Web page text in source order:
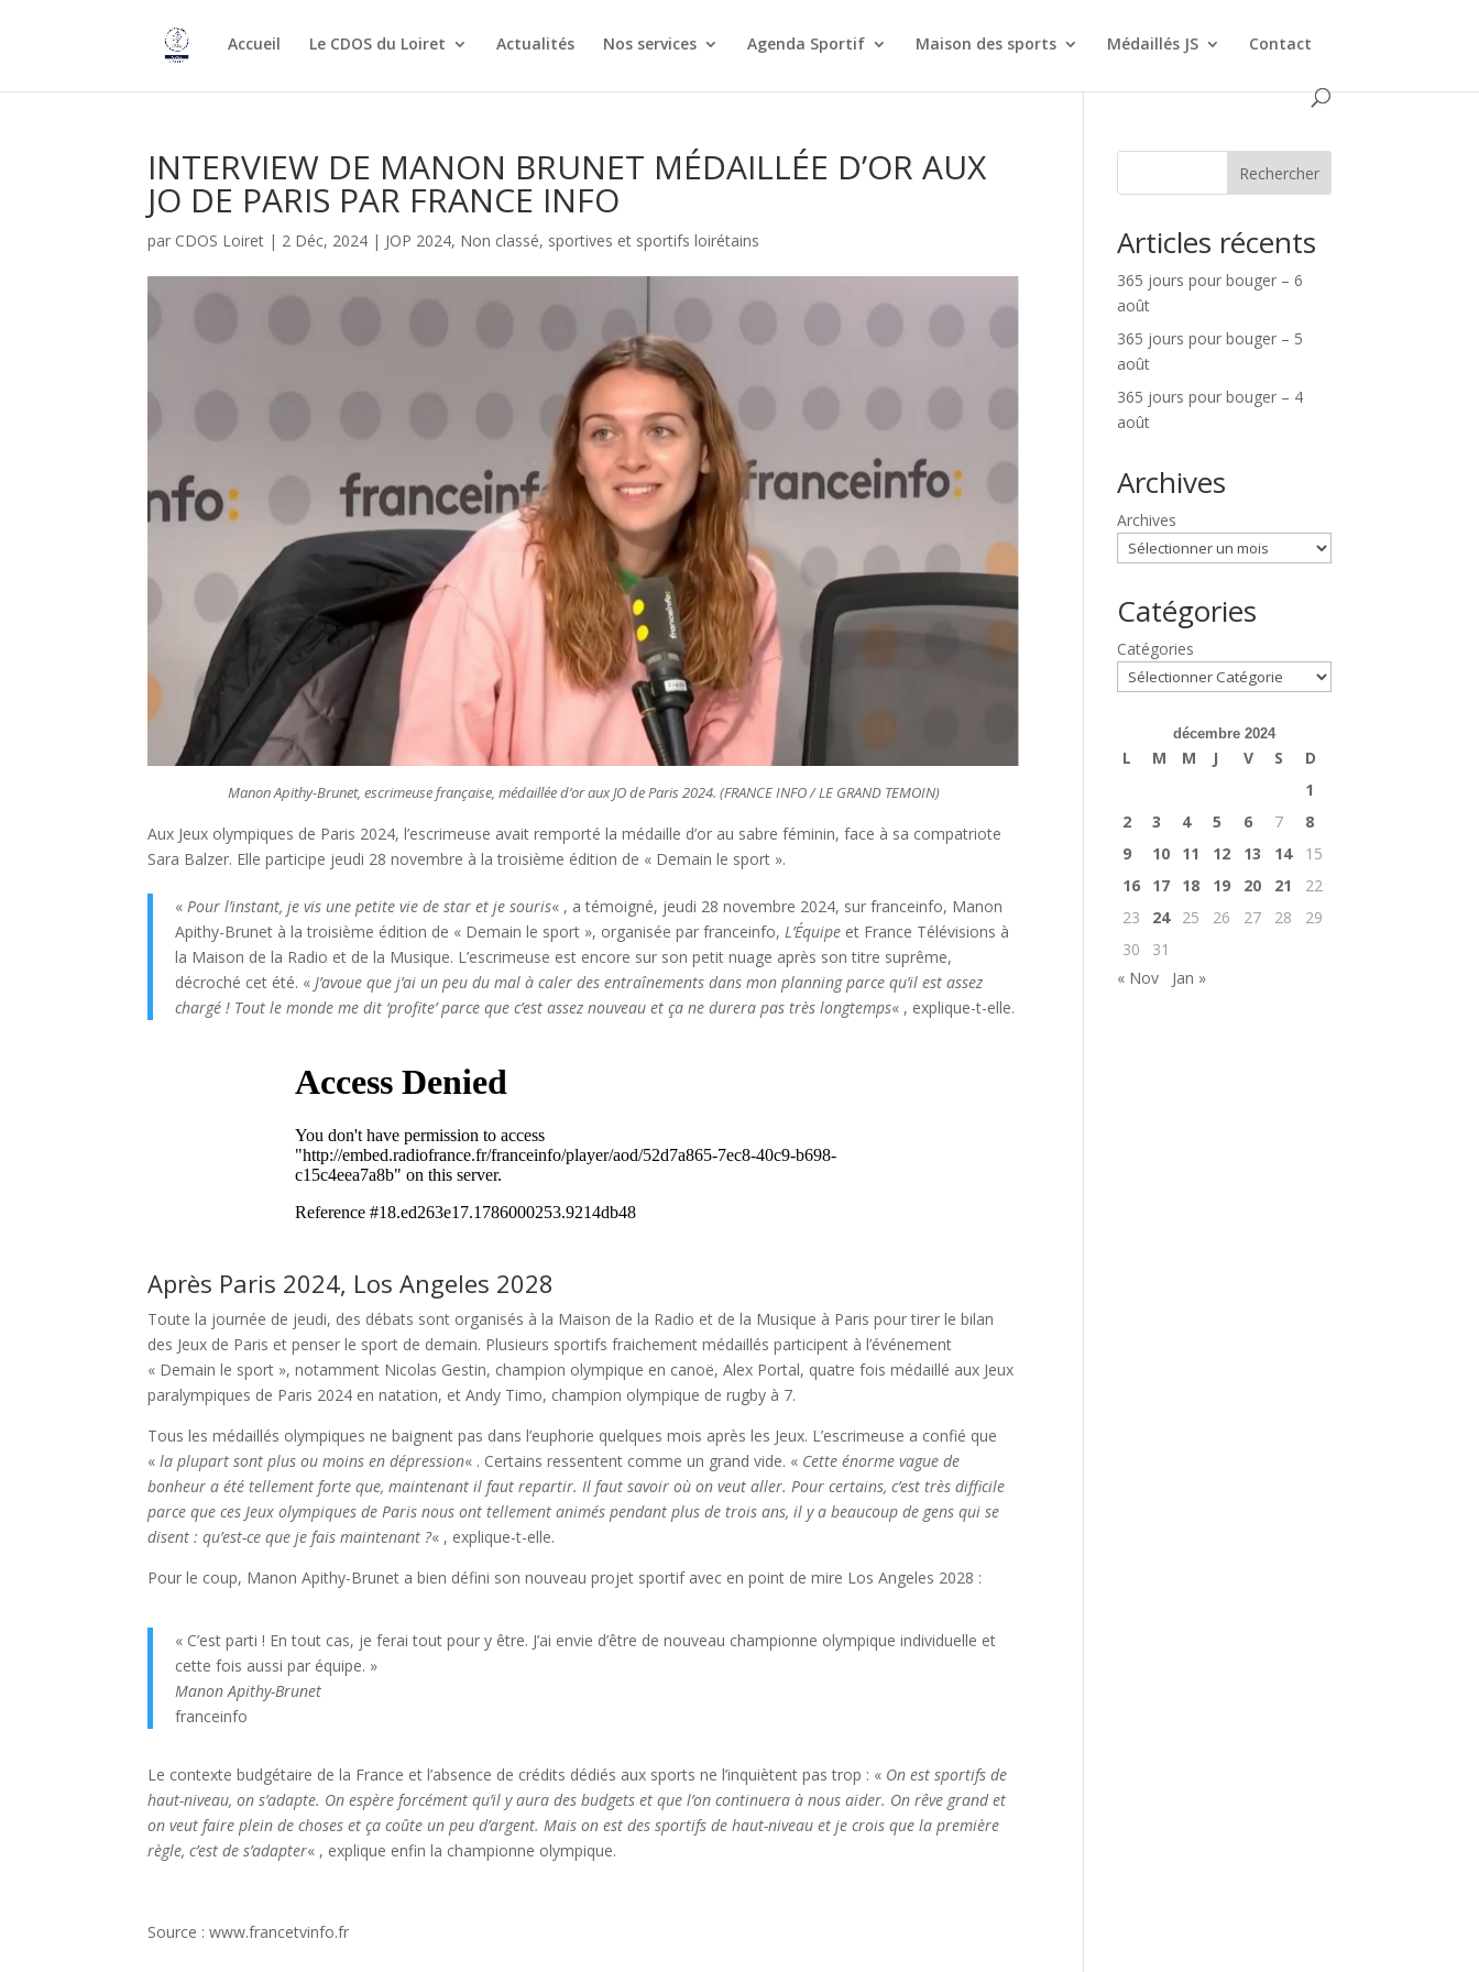
Accueil Le CDOS du Loiret Actualités Nos services Agenda Sportif Maison des sports Médaillés JS Contact
INTERVIEW DE MANON BRUNET MÉDAILLÉE D’OR AUX
JO DE PARIS PAR FRANCE INFO
par CDOS Loiret | 2 Déc, 2024 | JOP 2024, Non classé, sportives et sportifs loirétains
Manon Apithy-Brunet, escrimeuse française, médaillée d’or aux JO de Paris 2024. (FRANCE INFO / LE GRAND TEMOIN)
Aux Jeux olympiques de Paris 2024, l’escrimeuse avait remporté la médaille d’or au sabre féminin, face à sa compatriote
Sara Balzer. Elle participe jeudi 28 novembre à la troisième édition de « Demain le sport ».
«Pour l’instant, je vis une petite vie de star et je souris« , a témoigné, jeudi 28 novembre 2024, sur franceinfo, Manon
Apithy-Brunet à la troisième édition de « Demain le sport », organisée par franceinfo,L’Équipe et France Télévisions à
la Maison de la Radio et de la Musique. L’escrimeuse est encore sur son petit nuage après son titre suprême,
décroché cet été. «J’avoue que j’ai un peu du mal à caler des entraînements dans mon planning parce qu’il est assez
chargé ! Tout le monde me dit ‘profite’ parce que c’est assez nouveau et ça ne durera pas très longtemps« , explique-t-elle.
Après Paris 2024, Los Angeles 2028
Toute la journée de jeudi, des débats sont organisés à la Maison de la Radio et de la Musique à Paris pour tirer le bilan
des Jeux de Paris et penser le sport de demain. Plusieurs sportifs fraichement médaillés participent à l’événement
« Demain le sport », notamment Nicolas Gestin, champion olympique en canoë, Alex Portal, quatre fois médaillé aux Jeux
paralympiques de Paris 2024 en natation, et Andy Timo, champion olympique de rugby à 7.
Tous les médaillés olympiques ne baignent pas dans l’euphorie quelques mois après les Jeux. L’escrimeuse a confié que
«la plupart sont plus ou moins en dépression« . Certains ressentent comme un grand vide. « Cette énorme vague de
bonheur a été tellement forte que, maintenant il faut repartir. Il faut savoir où on veut aller. Pour certains, c’est très difficile
parce que ces Jeux olympiques de Paris nous ont tellement animés pendant plus de trois ans, il y a beaucoup de gens qui se
disent : qu’est-ce que je fais maintenant ?« , explique-t-elle.
Pour le coup, Manon Apithy-Brunet a bien défini son nouveau projet sportif avec en point de mire Los Angeles 2028 :
« C’est parti ! En tout cas, je ferai tout pour y être. J’ai envie d’être de nouveau championne olympique individuelle et
cette fois aussi par équipe. »
Manon Apithy-Brunet
franceinfo
Le contexte budgétaire de la France et l’absence de crédits dédiés aux sports ne l’inquiètent pas trop : « On est sportifs de
haut-niveau, on s’adapte. On espère forcément qu’il y aura des budgets et que l’on continuera à nous aider. On rêve grand et
on veut faire plein de choses et ça coûte un peu d’argent. Mais on est des sportifs de haut-niveau et je crois que la première
règle, c’est de s’adapter« , explique enfin la championne olympique.
Source : www.francetvinfo.fr
Rechercher
Articles récents
365 jours pour bouger – 6
août
365 jours pour bouger – 5
août
365 jours pour bouger – 4
août
Archives
Archives
Catégories
Catégories
décembre 2024
L M M J V S
D
1
2
3 4 5 6 7
8
9
10 11 12 13 14
15
16
17 18 19 20 21
22
23
24 25 26 27 28
29
30
31
« Nov
Jan »